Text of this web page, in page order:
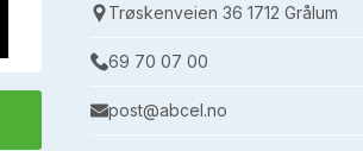
Trøskenveien 36 1712 Grålum
69 70 07 00
post@abcel.no